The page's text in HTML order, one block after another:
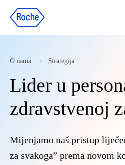
O nama Strategija
Lider u
zdravstvenoj
Mijenjamo naš pristup
za svakoga” prema novom